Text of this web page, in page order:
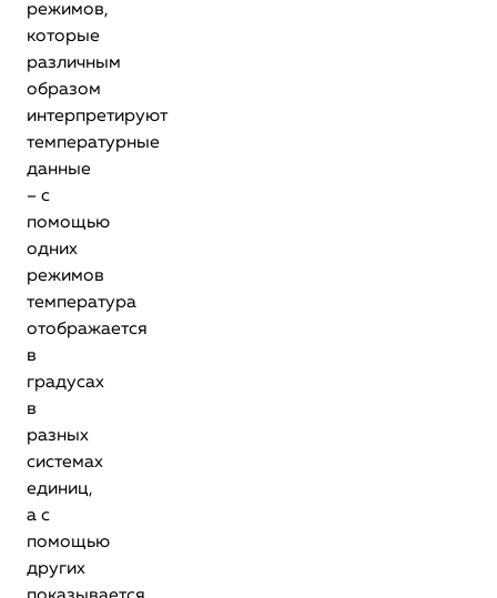
режимов,
которые
различным
образом
интерпретируют
температурные
данные
– с
помощью
одних
режимов
температура
отображается
в
градусах
в
разных
системах
единиц,
а с
помощью
других